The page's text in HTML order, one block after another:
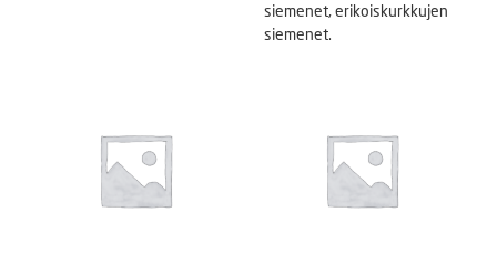
siemenet, erikoiskurkkujen
siemenet.